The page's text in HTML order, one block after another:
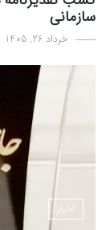
سازمانی
خرداد 26, 1405
اخبار